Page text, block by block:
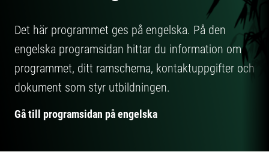
Det här programmet ges på engelska. På den
engelska programsidan hittar du information om
programmet, ditt ramschema, kontaktuppgifter och
dokument som styr utbildningen.
Gå till programsidan på engelska